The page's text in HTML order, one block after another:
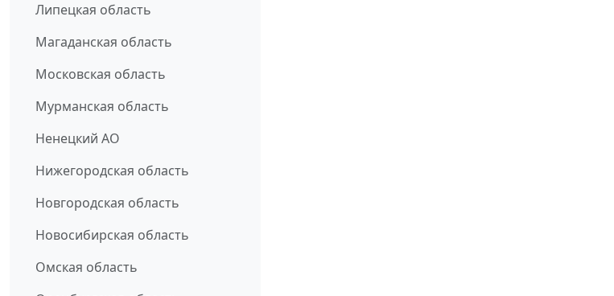
Липецкая область
Магаданская область
Московская область
Мурманская область
Ненецкий АО
Нижегородская область
Новгородская область
Новосибирская область
Омская область